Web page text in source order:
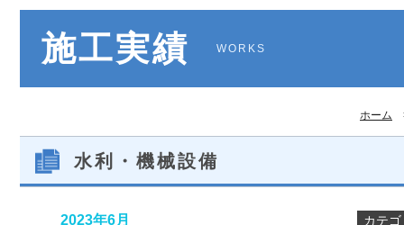
施工実績 WORKS
ホーム
水利・機械設備
2023年6月 カテゴ